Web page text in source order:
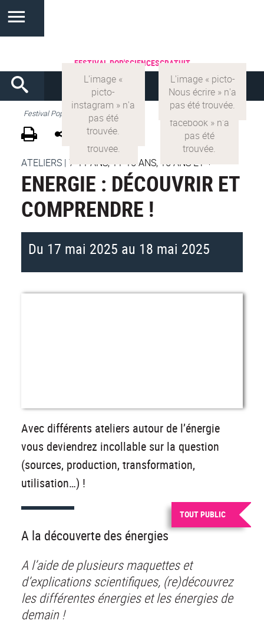
FESTIVAL POP'SCIENCESGRATUIT
Festival Pop'Sciences
ATELIERS | 7-11 ANS, 11-15 ANS, 15 ANS ET +
ENERGIE : DÉCOUVRIR ET
COMPRENDRE !
Du 17 mai 2025 au 18 mai 2025
Avec différents ateliers autour de l’énergie
vous deviendrez incollable sur la question
(sources, production, transformation,
utilisation…) !
TOUT PUBLIC
A la découverte des énergies
A l’aide de plusieurs maquettes et
d’explications scientifiques, (re)découvrez
les différentes énergies et les énergies de
demain !